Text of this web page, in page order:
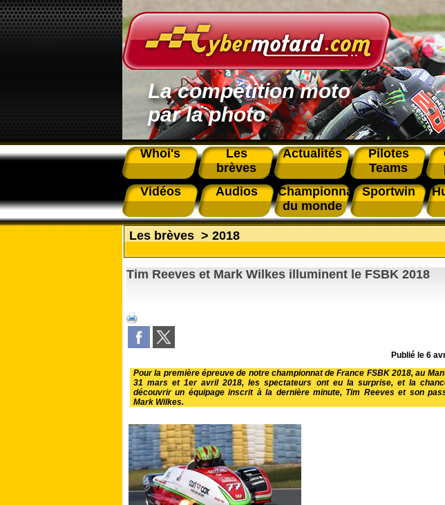
La compétition moto
par la photo
Whoi's
Les
brèves
Actualités
Pilotes
Teams
Vidéos
Audios
Championnat
du monde
Sportwin
Les brèves > 2018
Tim Reeves et Mark Wilkes illuminent le FSBK 2018
Publié le 6
Pour la première épreuve de notre championnat de France FSBK 2018, au
31 mars et 1er avril 2018, les spectateurs ont eu la surprise, et la
découvrir un équipage inscrit à la dernière minute, Tim Reeves et son
Mark Wilkes.